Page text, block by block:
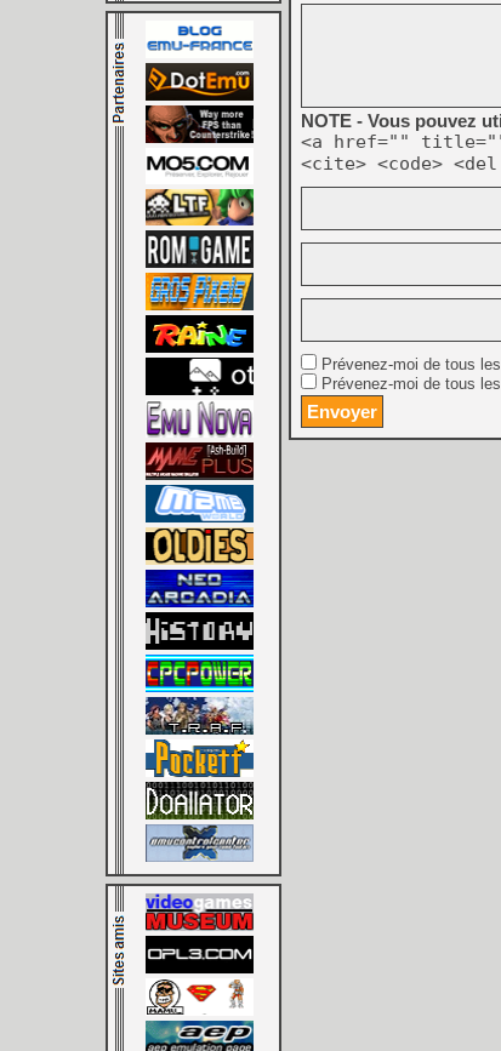
NOTE - Vous pouvez
<a href=""
<cite> <code>
Prévenez-moi de tous
Prévenez-moi de tous